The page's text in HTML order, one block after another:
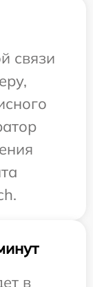
связи
в